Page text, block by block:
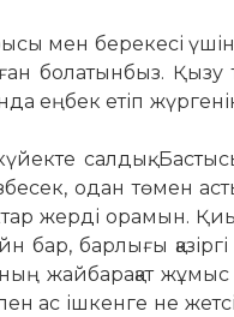
мен берекесі
болатынбыз. Қызу
еңбек етіп
салдық.
одан төмен
жерді орамын.
барлығы қазіргі
жайбарақат жұ­мыс
ас ішкенге не